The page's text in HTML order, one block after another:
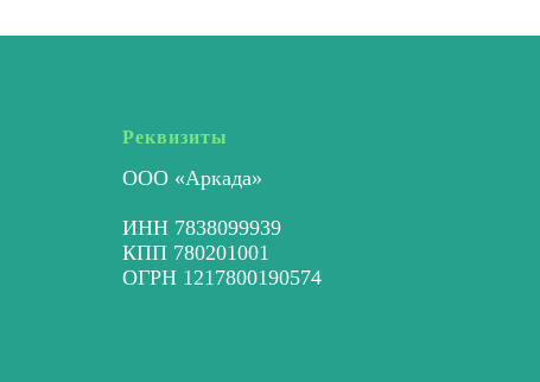
Реквизиты
ООО «Аркада»
ИНН 7838099939
КПП 780201001
ОГРН 1217800190574